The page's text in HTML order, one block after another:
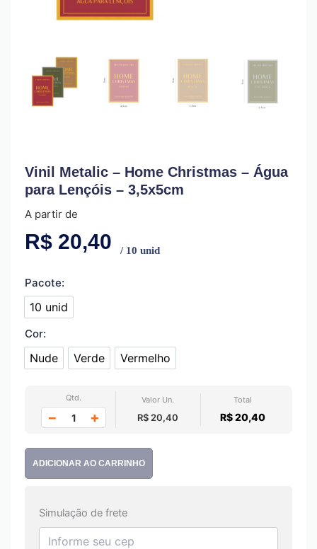
Vinil Metalic – Home Christmas – Água
para Lençóis – 3,5x5cm
A partir de
R$ 20,40 / 10 unid
Pacote:
10 unid
10 unid
Cor:
Nude
Nude
Verde
Verde
Vermelho
Vermelho
Qtd.
− +
Valor Un.
R$ 20,40
Total
R$ 20,40
ADICIONAR AO CARRINHO
Simulação de frete